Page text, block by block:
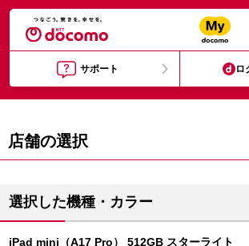
サポート ロ
店舗の選択
選択した機種・カラー
iPad mini（A17 Pro） 512GB スターライト